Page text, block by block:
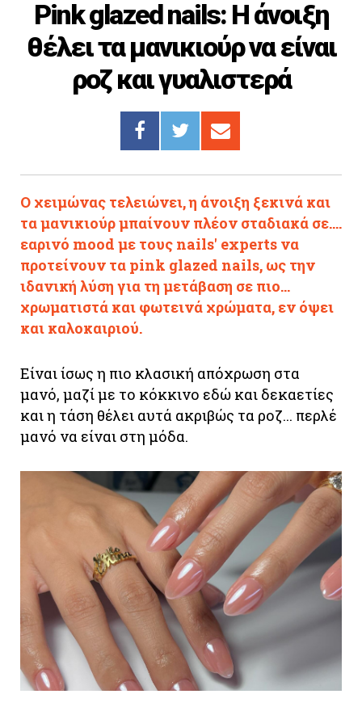
ΣΥΝΔΕΣΜΟΙ
Pink glazed nails: Η άνοιξη
θέλει τα μανικιούρ να είναι
ροζ και γυαλιστερά
Ο χειμώνας τελειώνει, η άνοιξη ξεκινά και
τα μανικιούρ μπαίνουν πλέον σταδιακά σε....
εαρινό mood με τους nails' experts να
προτείνουν τα pink glazed nails, ως την
ιδανική λύση για τη μετάβαση σε πιο...
χρωματιστά και φωτεινά χρώματα, εν όψει
και καλοκαιριού.
Είναι ίσως η πιο κλασική απόχρωση στα
μανό, μαζί με το κόκκινο εδώ και δεκαετίες
και η τάση θέλει αυτά ακριβώς τα ροζ... περλέ
μανό να είναι στη μόδα.